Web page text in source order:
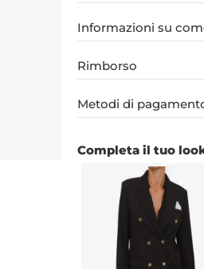
Informazioni su
Rimborso
Metodi di
Completa il tuo